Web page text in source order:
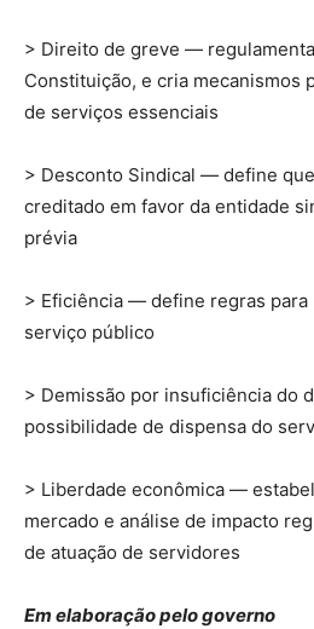
> Direito de greve —
Constituição, e cria mecanismos
de serviços essenciais
> Desconto Sindical — define
creditado em favor da entidade
prévia
> Eficiência — define regras
serviço público
> Demissão por insuficiência do
possibilidade de dispensa do
> Liberdade econômica —
mercado e análise de impacto
de atuação de servidores
Em elaboração pelo governo